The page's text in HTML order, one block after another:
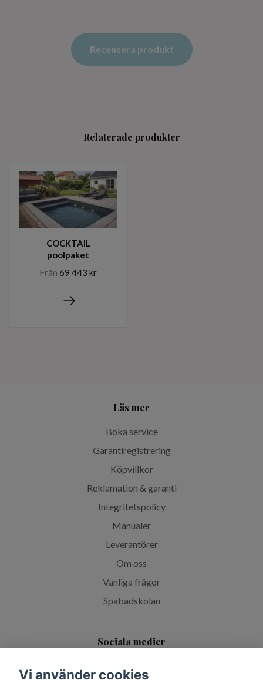
Recensera produkt
Relaterade produkter
COCKTAIL
poolpaket
Från 69 443 kr
Läs mer
Boka service
Garantiregistrering
Köpvillkor
Reklamation & garanti
Integritetspolicy
Manualer
Leverantörer
Om oss
Vanliga frågor
Spabadskolan
Sociala medier
Vi använder cookies